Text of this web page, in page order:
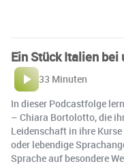
Ein Stück Italien bei
33 Minuten
In dieser Podcastfolge
– Chiara Bortolotto, die
Leidenschaft in ihre
oder lebendige
Sprache auf besondere